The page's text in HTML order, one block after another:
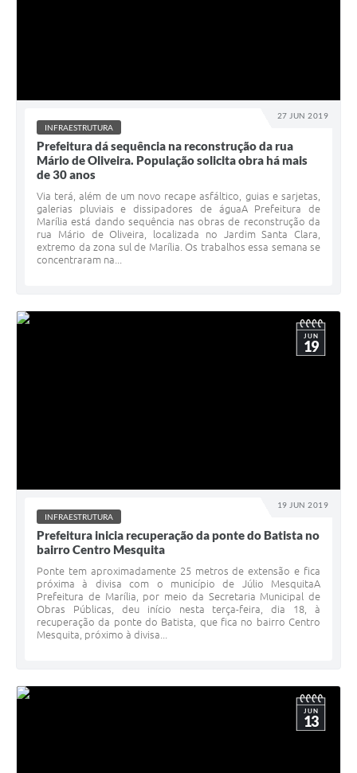
27 JUN 2019
INFRAESTRUTURA
Prefeitura dá sequência na reconstrução da rua
Mário de Oliveira. População solicita obra há mais
de 30 anos
Via terá, além de um novo recape asfáltico, guias e sarjetas,
galerias pluviais e dissipadores de águaA Prefeitura de
Marília está dando sequência nas obras de reconstrução da
rua Mário de Oliveira, localizada no Jardim Santa Clara,
extremo da zona sul de Marília. Os trabalhos essa semana se
concentraram na...
19 JUN 2019
JUN
19
INFRAESTRUTURA
Prefeitura inicia recuperação da ponte do Batista no
bairro Centro Mesquita
Ponte tem aproximadamente 25 metros de extensão e fica
próxima à divisa com o município de Júlio MesquitaA
Prefeitura de Marília, por meio da Secretaria Municipal de
Obras Públicas, deu início nesta terça-feira, dia 18, à
recuperação da ponte do Batista, que fica no bairro Centro
Mesquita, próximo à divisa...
JUN
13